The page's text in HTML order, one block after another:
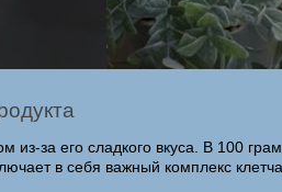
за его сладкого вкуса. В 100
в себя важный комплекс